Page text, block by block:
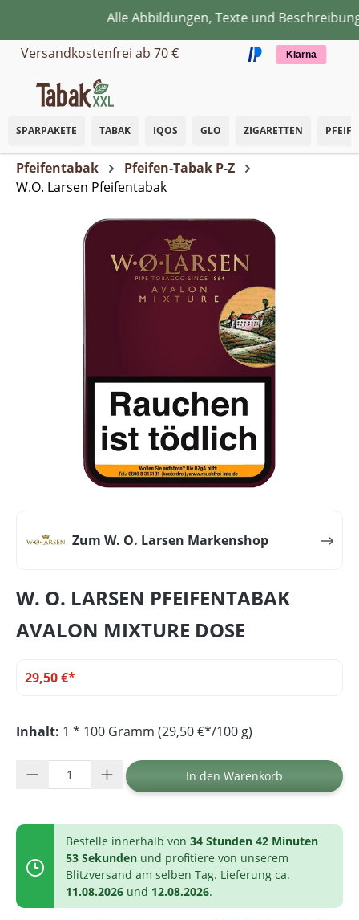
Zum Hauptinhalt springenAlle Abbildungen, Texte und
Versandkostenfrei ab 70 €
Klarna
SPARPAKETE TABAK IQOS GLO ZIGARETTEN
Pfeifentabak
Pfeifen-Tabak P-Z
W.O. Larsen Pfeifentabak
Zum W. O. Larsen Markenshop
W. O. LARSEN PFEIFENTABAK
AVALON MIXTURE DOSE
29,50 €*
Inhalt: 1 * 100 Gramm (29,50 €*/100 g)
Produkt Anzahl: Gib den gewünschten
In den Warenkorb
Bestelle innerhalb von 34 Stunden 42 Minuten
53 Sekunden und profitiere von unserem
Blitzversand am selben Tag. Lieferung ca.
11.08.2026 und 12.08.2026.